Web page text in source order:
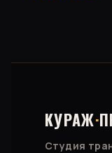
КУРАЖ·
Студия